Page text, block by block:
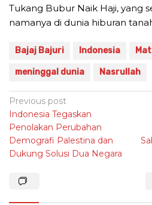
Tukang Bubur Naik Haji, yang
namanya di dunia hiburan
Bajaj Bajuri Indonesia
meninggal dunia Nasrullah
Post
navigation
Previous post
Indonesia Tegaskan
Penolakan Perubahan
Demografi Palestina dan
Dukung Solusi Dua Negara